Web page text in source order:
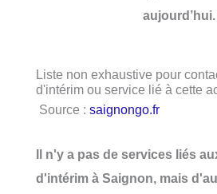
aujourd’hui.
Liste non exhaustive pour
d'intérim ou service lié à cette
Source : saignongo.fr
Il n'y a pas de services liés
d'intérim à Saignon, mais